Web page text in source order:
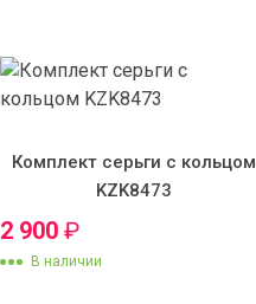
Комплект серьги с кольцом
KZK8473
2 900 ₽
В наличии